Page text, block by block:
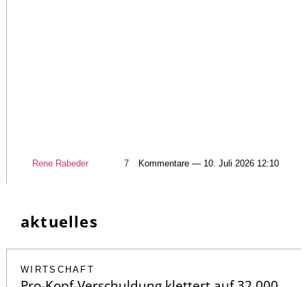
Rene Rabeder 7 Kommentare — 10. Juli 2026 12:10
aktuelles
WIRTSCHAFT